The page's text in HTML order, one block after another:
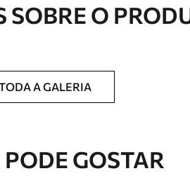
papel de parede.
SOBRE O
A GALERIA
GOSTAR